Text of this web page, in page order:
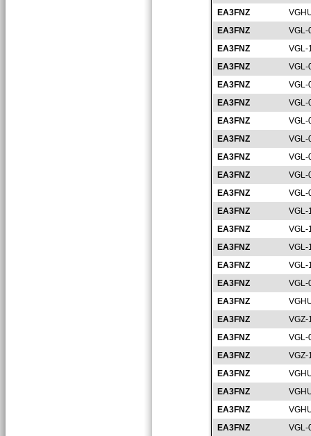
EA3FNZ
EA3FNZ
VGL-
EA3FNZ
VGL-
EA3FNZ
VGL-
EA3FNZ
VGL-
EA3FNZ
VGL-
EA3FNZ
VGL-
EA3FNZ
VGL-
EA3FNZ
VGL-
EA3FNZ
VGL-
EA3FNZ
VGL-
EA3FNZ
VGL-
EA3FNZ
VGL-
EA3FNZ
VGL-
EA3FNZ
VGL-
EA3FNZ
VGL-
EA3FNZ
EA3FNZ
VGZ-
EA3FNZ
VGL-
EA3FNZ
VGZ-
EA3FNZ
EA3FNZ
EA3FNZ
EA3FNZ
VGL-